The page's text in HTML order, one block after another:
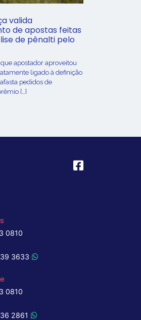
valida
de apostas feitas
de pênalti pelo
apostador aproveitou
ligado à definição
pedidos de
[…]
0810
3633
0810
2861